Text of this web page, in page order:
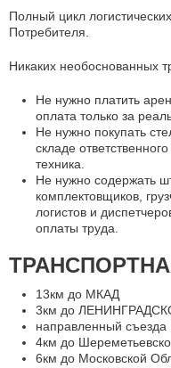
Полный цикл
Потребителя.
Никаких необоснованных
Не нужно платить
оплата только за
Не нужно покупать
складе
техника.
Не нужно содержать
комплектовщиков,
логистов и
оплаты труда.
13км до МКАД
3км до
направленный
4км до
6км до Московской